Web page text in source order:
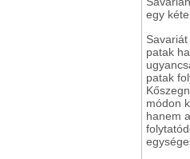
egy
patak
patak
módon
hanem